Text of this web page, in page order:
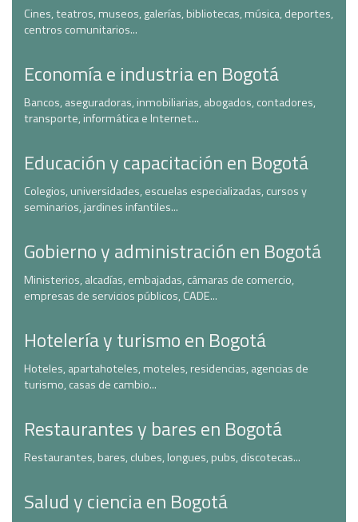
Cines, teatros, museos, galerías, bibliotecas, música, deportes,
centros comunitarios...
Economía e industria en Bogotá
Bancos, aseguradoras, inmobiliarias, abogados, contadores,
transporte, informática e Internet...
Educación y capacitación en Bogotá
Colegios, universidades, escuelas especializadas, cursos y
seminarios, jardines infantiles...
Gobierno y administración en Bogotá
Ministerios, alcadías, embajadas, cámaras de comercio,
empresas de servicios públicos, CADE...
Hotelería y turismo en Bogotá
Hoteles, apartahoteles, moteles, residencias, agencias de
turismo, casas de cambio...
Restaurantes y bares en Bogotá
Restaurantes, bares, clubes, longues, pubs, discotecas...
Salud y ciencia en Bogotá